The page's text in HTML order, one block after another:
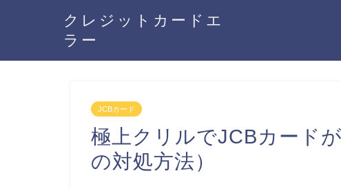
クレジットカードエ
ラー
JCBカード
極上クリルでJCBカード
の対処方法）